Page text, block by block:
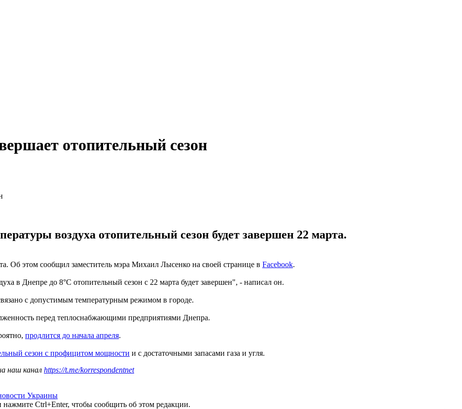
отопительный сезон
воздуха отопительный сезон будет завершен 22 марта.
Об этом сообщил заместитель мэра Михаил Лысенко на своей странице в Facebook.
в Днепре до 8°C отопительный сезон с 22 марта будет завершен", - написал он.
с допустимым температурным режимом в городе.
перед теплоснабжающими предприятиями Днепра.
продлится до начала апреля.
сезон с профицитом мощности и с достаточными запасами газа и угля.
наш канал https://t.me/korrespondentnet
Украины
Ctrl+Enter, чтобы сообщить об этом редакции.